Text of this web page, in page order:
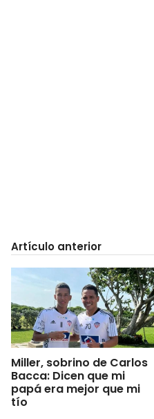
Artículo anterior
Miller, sobrino de Carlos
Bacca: Dicen que mi
papá era mejor que mi
tío